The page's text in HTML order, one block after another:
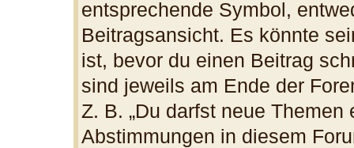
entsprechende Symbol,
Beitragsansicht. Es könnte
ist, bevor du einen Beitrag
sind jeweils am Ende der
Z. B. „Du darfst neue Themen
Abstimmungen in diesem